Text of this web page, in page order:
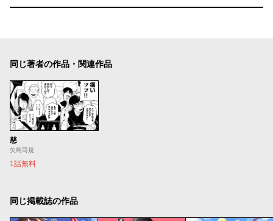
同じ著者の作品・関連作品
慈
矢島司規
1話無料
同じ掲載誌の作品